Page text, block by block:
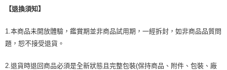
【退換須知】
1.本商品未開放體驗，鑑賞期並非商品試用期，一經拆封，如非商品品質問
題，恕不接受退貨。
2.退貨時退回商品必須是全新狀態且完整包裝(保持商品、附件、包裝、廠